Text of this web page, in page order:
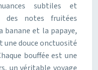
subtiles et
des notes fruitées
banane et la papaye,
une douce onctuosité
bouffée est une